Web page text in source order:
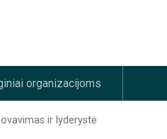
organizacijoms
ir lyderystė